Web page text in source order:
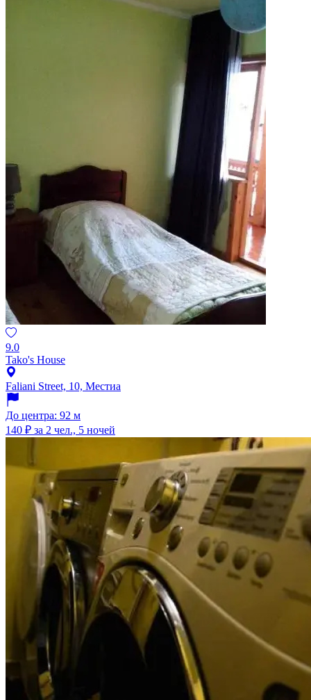
9.0
Tako's House
Faliani Street, 10, Местиа
До центра: 92 м
140 ₽ за 2 чел., 5 ночей